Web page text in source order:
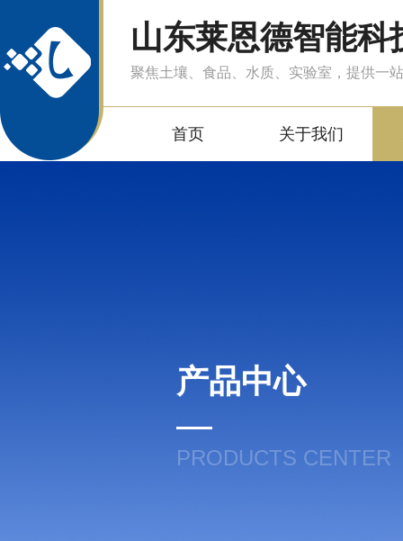
山东莱恩德智能科
聚焦土壤、食品、水质、实验室，提供一
首页 关于我们
产品中心
PRODUCTS CENTER